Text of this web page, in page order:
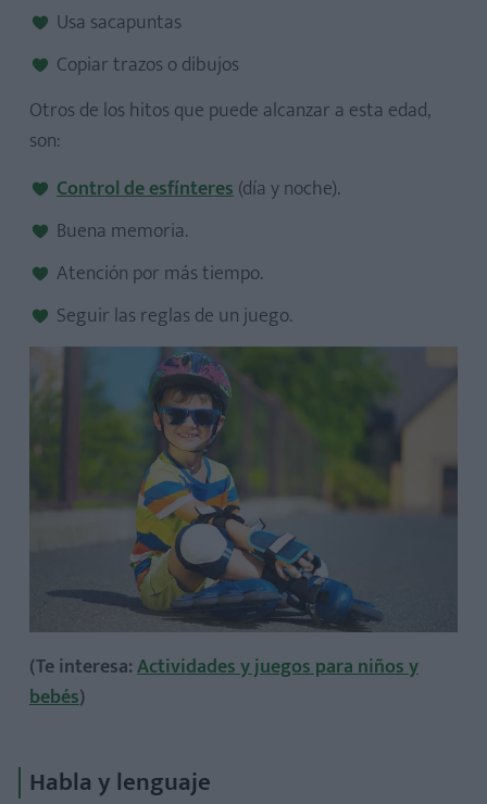
Usa sacapuntas
Copiar trazos o dibujos
Otros de los hitos que puede alcanzar a esta edad,
son:
Control de esfínteres(día y noche).
Buena memoria.
Atención por más tiempo.
Seguir las reglas de un juego.
(Te interesa:Actividades y juegos para niños y
bebés)
Habla y lenguaje